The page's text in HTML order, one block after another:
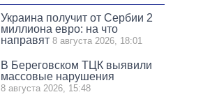
Украина получит от Сербии 2
миллиона евро: на что
направят 8 августа 2026, 18:01
В Береговском ТЦК выявили
массовые нарушения
8 августа 2026, 15:48